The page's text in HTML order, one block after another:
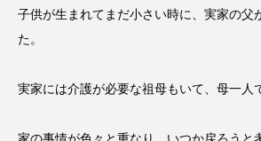
子供が生まれてまだ小さい時に、実家の父
た。
実家には介護が必要な祖母もいて、母一人